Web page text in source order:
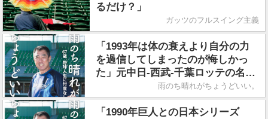
るだけ？」
ガッツのフルスイング主義
「1993年は体の衰えより自分の力
を過信してしまったのが悔しかっ
た」元中日-西武-千葉ロッテの名外
野手・平野謙さん／著書『雨のち晴
れがちょうどいい。』
雨のち晴れがちょうどいい。
「1990年巨人との日本シリーズ